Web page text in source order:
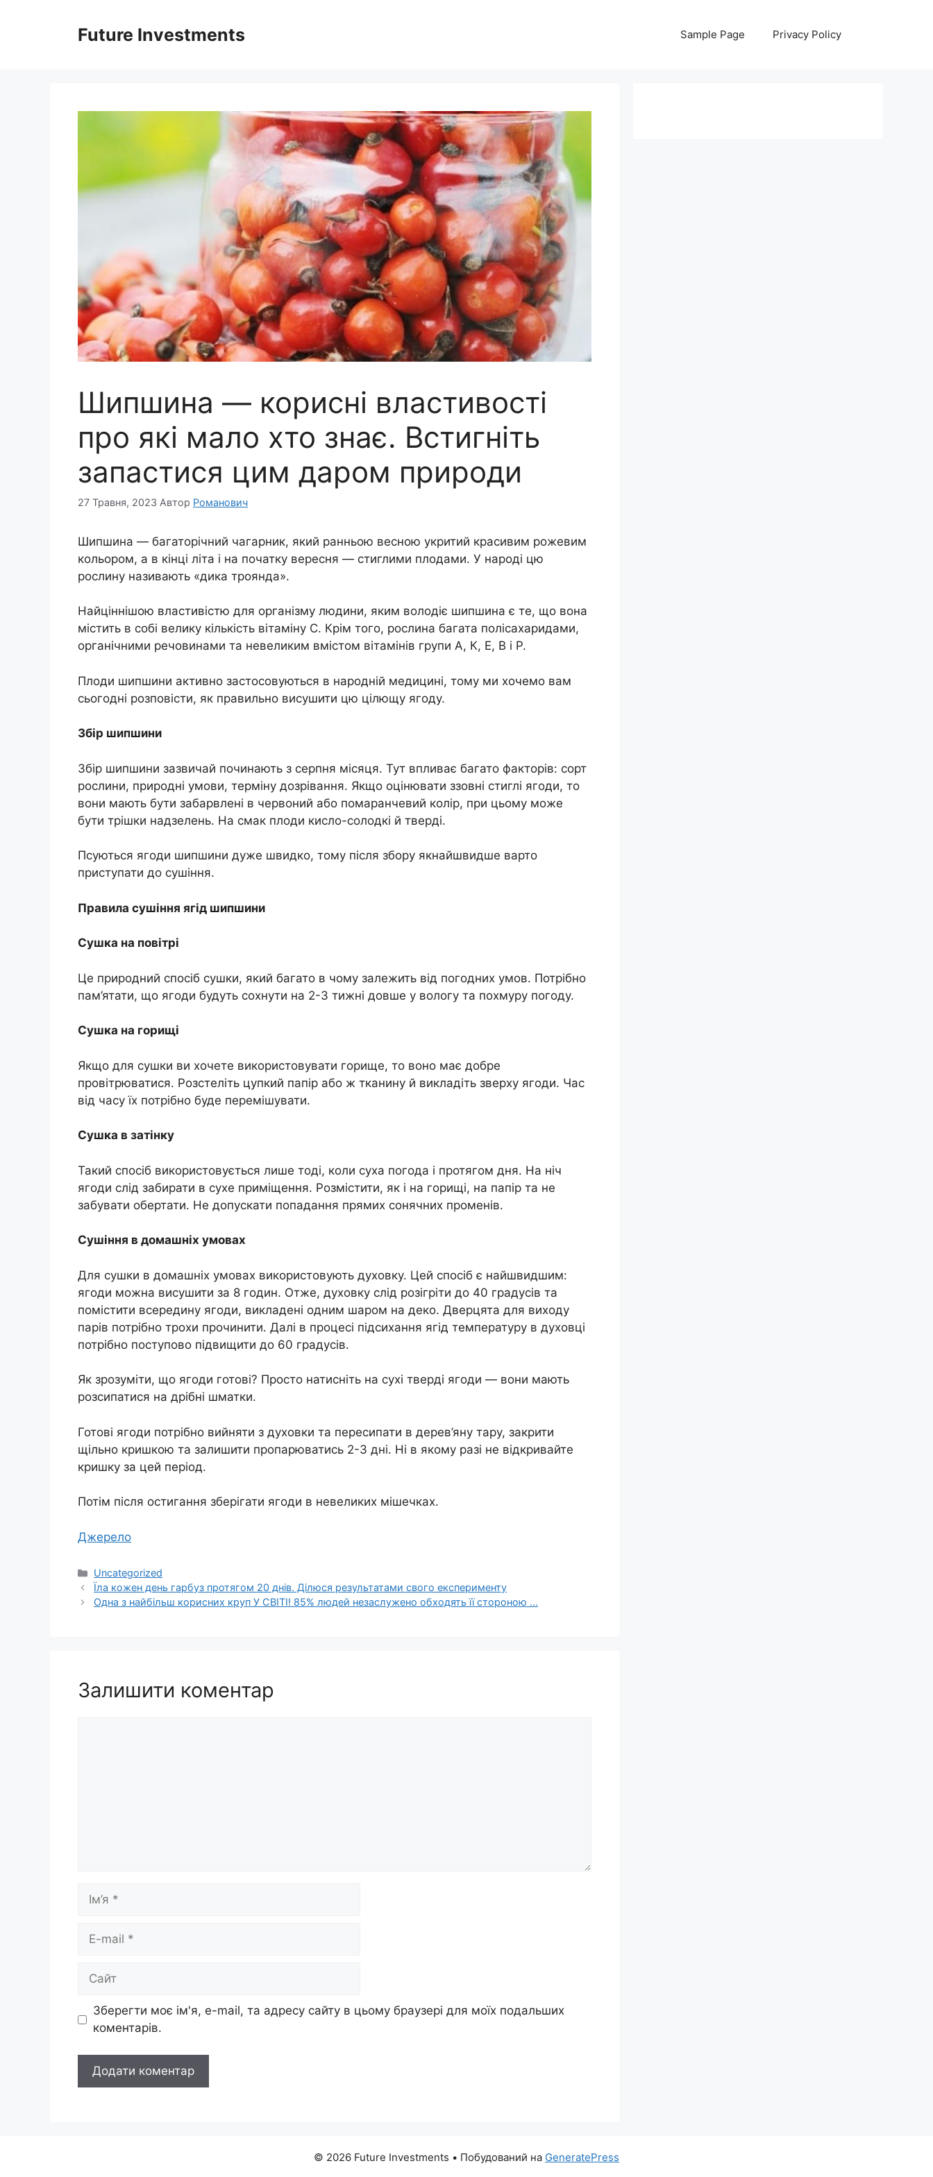
Future Investments Sample Page Privacy Policy
Шипшина — корисні властивості
про які мало хто знає. Встигніть
запастися цим даром природи
27 Травня, 2023 Автор Романович
Шипшина — багаторічний чагарник, який ранньою весною укритий красивим рожевим
кольором, а в кінці літа і на початку вересня — стиглими плодами. У народі цю
рослину називають «дика троянда».
Найціннішою властивістю для організму людини, яким володіє шипшина є те, що вона
містить в собі велику кількість вітаміну С. Крім того, рослина багата полісахаридами,
органічними речовинами та невеликим вмістом вітамінів групи А, К, Е, В і Р.
Плоди шипшини активно застосовуються в народній медицині, тому ми хочемо вам
сьогодні розповісти, як правильно висушити цю цілющу ягоду.
Збір шипшини
Збір шипшини зазвичай починають з серпня місяця. Тут впливає багато факторів: сорт
рослини, природні умови, терміну дозрівання. Якщо оцінювати ззовні стиглі ягоди, то
вони мають бути забарвлені в червоний або помаранчевий колір, при цьому може
бути трішки надзелень. На смак плоди кисло-солодкі й тверді.
Псуються ягоди шипшини дуже швидко, тому після збору якнайшвидше варто
приступати до сушіння.
Правила сушіння ягід шипшини
Сушка на повітрі
Це природний спосіб сушки, який багато в чому залежить від погодних умов. Потрібно
пам’ятати, що ягоди будуть сохнути на 2-3 тижні довше у вологу та похмуру погоду.
Сушка на горищі
Якщо для сушки ви хочете використовувати горище, то воно має добре
провітрюватися. Розстеліть цупкий папір або ж тканину й викладіть зверху ягоди. Час
від часу їх потрібно буде перемішувати.
Сушка в затінку
Такий спосіб використовується лише тоді, коли суха погода і протягом дня. На ніч
ягоди слід забирати в сухе приміщення. Розмістити, як і на горищі, на папір та не
забувати обертати. Не допускати попадання прямих сонячних променів.
Сушіння в домашніх умовах
Для сушки в домашніх умовах використовують духовку. Цей спосіб є найшвидшим:
ягоди можна висушити за 8 годин. Отже, духовку слід розігріти до 40 градусів та
помістити всередину ягоди, викладені одним шаром на деко. Дверцята для виходу
парів потрібно трохи прочинити. Далі в процесі підсихання ягід температуру в духовці
потрібно поступово підвищити до 60 градусів.
Як зрозуміти, що ягоди готові? Просто натисніть на сухі тверді ягоди — вони мають
розсипатися на дрібні шматки.
Готові ягоди потрібно вийняти з духовки та пересипати в дерев’яну тару, закрити
щільно кришкою та залишити пропарюватись 2-3 дні. Ні в якому разі не відкривайте
кришку за цей період.
Потім після остигання зберігати ягоди в невеликих мішечках.
Джерело
Категорії
Uncategorized
Їла кожен день гарбуз протягом 20 днів. Ділюся результатами свого експерименту
Одна з найбільш корисних круп У СВІТІ! 85% людей незаслужено обходять її стороною …
Залишити коментар
Ім’я
Сайт
Зберегти моє ім'я, e-mail, та адресу сайту в цьому браузері для моїх подальших
коментарів.
© 2026 Future Investments • Побудований на GeneratePress